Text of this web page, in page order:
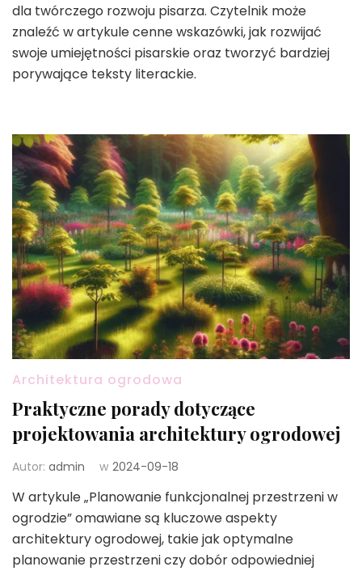
dla twórczego rozwoju pisarza. Czytelnik może
znaleźć w artykule cenne wskazówki, jak rozwijać
swoje umiejętności pisarskie oraz tworzyć bardziej
porywające teksty literackie.
Architektura ogrodowa
Praktyczne porady dotyczące
projektowania architektury ogrodowej
Autor: admin w 2024-09-18
W artykule „Planowanie funkcjonalnej przestrzeni w
ogrodzie” omawiane są kluczowe aspekty
architektury ogrodowej, takie jak optymalne
planowanie przestrzeni czy dobór odpowiedniej